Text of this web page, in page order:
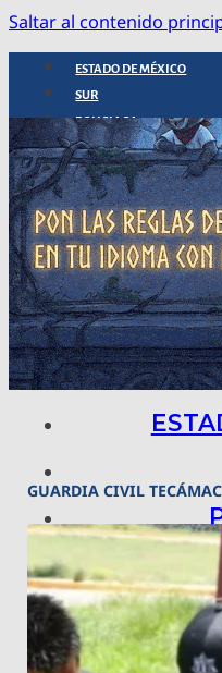
Saltar al contenido
ESTADO DE MÉXICO
SUR
POLICIACA
NACIONAL
INTERNACIONAL
ARTE, CIENCIA Y
COLUMNAS
BAJO LA LUPA
RASTROS Y
VÍNCULOS
ARTE,
GUARDIA CIVIL TECÁMAC